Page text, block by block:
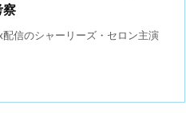
察
信のシャーリーズ・セロン主演